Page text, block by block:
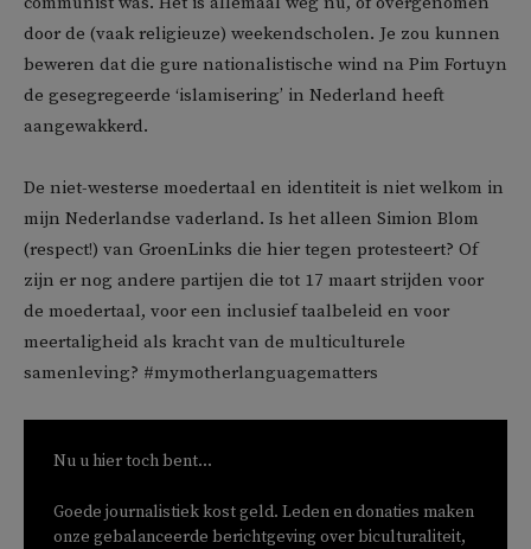
door de (vaak religieuze) weekendscholen. Je zou kunnen
beweren dat die gure nationalistische wind na Pim Fortuyn
de gesegregeerde ‘islamisering’ in Nederland heeft
aangewakkerd.
De niet-westerse moedertaal en identiteit is niet welkom in
mijn Nederlandse vaderland. Is het alleen Simion Blom
(respect!) van GroenLinks die hier tegen protesteert? Of
zijn er nog andere partijen die tot 17 maart strijden voor
de moedertaal, voor een inclusief taalbeleid en voor
meertaligheid als kracht van de multiculturele
samenleving? #mymotherlanguagematters
Nu u hier toch bent...
Goede journalistiek kost geld. Leden en donaties maken
onze gebalanceerde berichtgeving over biculturaliteit,